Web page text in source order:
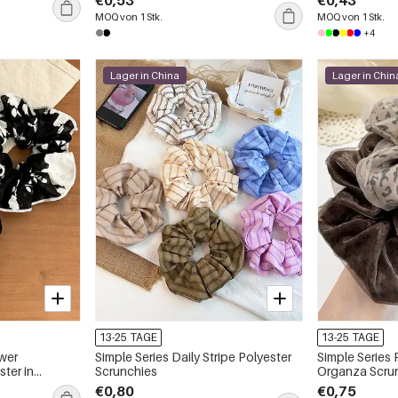
MOQ von 1 Stk. MOQ von 1 Stk.
+4
in
Lager in China
13-25 TAGE
Simple Series Daily Stripe Polyester
Scrunchies
€0,80
Lager in
13-25 TAGE
Simple
Organza
€0,75